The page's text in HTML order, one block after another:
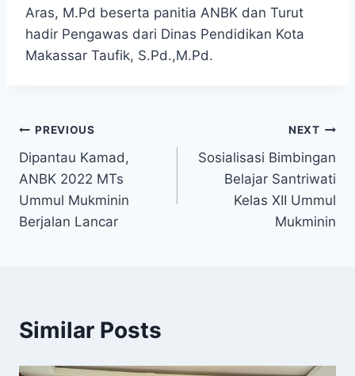
Aras, M.Pd beserta panitia ANBK dan Turut
hadir Pengawas dari Dinas Pendidikan Kota
Makassar Taufik, S.Pd.,M.Pd.
PREVIOUS
Dipantau Kamad,
ANBK 2022 MTs
Ummul Mukminin
Berjalan Lancar
NEXT
Sosialisasi Bimbingan
Belajar Santriwati
Kelas XII Ummul
Mukminin
Similar Posts